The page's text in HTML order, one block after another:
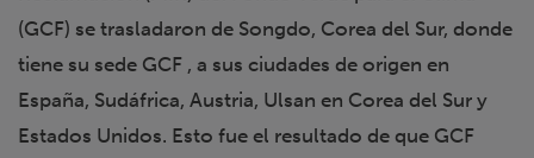
(GCF) se trasladaron de Songdo, Corea del Sur, donde
tiene su sede GCF , a sus ciudades de origen en
España, Sudáfrica, Austria, Ulsan en Corea del Sur y
Estados Unidos. Esto fue el resultado de que GCF